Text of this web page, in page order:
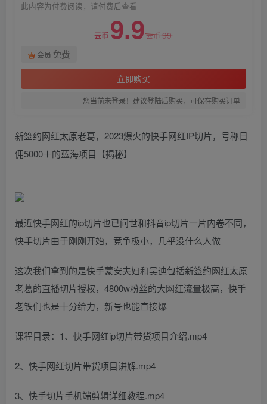
此内容为付费阅读，请付费后查看
云币 9.9云币99
会员 免费
立即购买
您当前未登录！建议登陆后购买，可保存购买订单
新签约网红太原老葛，2023爆火的快手网红IP切片，号称日
佣5000＋的蓝海项目【揭秘】
最近快手网红的ip切片也已问世和抖音ip切片一片内卷不同，
快手切片由于刚刚开始，竞争极小，几乎没什么人做
这次我们拿到的是快手蒙安夫妇和吴迪包括新签约网红太原
老葛的直播切片授权，4800w粉丝的大网红流量极高，快手
老铁们也是十分给力，新号也能直接爆
课程目录：1、快手网红ip切片带货项目介绍.mp4
2、快手网红切片带货项目讲解.mp4
3、快手切片手机端剪辑详细教程.mp4